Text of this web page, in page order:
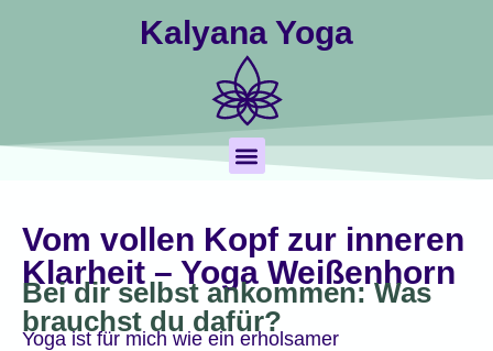
Kalyana Yoga
Vom vollen Kopf zur inneren
Klarheit – Yoga Weißenhorn
Bei dir selbst ankommen: Was
brauchst du dafür?
Yoga ist für mich wie ein erholsamer